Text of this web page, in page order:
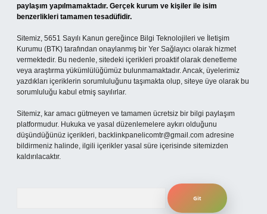
paylaşım yapılmamaktadır. Gerçek kurum ve kişiler ile isim
benzerlikleri tamamen tesadüfidir.
Sitemiz, 5651 Sayılı Kanun gereğince Bilgi Teknolojileri ve İletişim
Kurumu (BTK) tarafından onaylanmış bir Yer Sağlayıcı olarak hizmet
vermektedir. Bu nedenle, sitedeki içerikleri proaktif olarak denetleme
veya araştırma yükümlülüğümüz bulunmamaktadır. Ancak, üyelerimiz
yazdıkları içeriklerin sorumluluğunu taşımakta olup, siteye üye olarak bu
sorumluluğu kabul etmiş sayılırlar.
Sitemiz, kar amacı gütmeyen ve tamamen ücretsiz bir bilgi paylaşım
platformudur. Hukuka ve yasal düzenlemelere aykırı olduğunu
düşündüğünüz içerikleri, backlinkpanelicomtr@gmail.com adresine
bildirmeniz halinde, ilgili içerikler yasal süre içerisinde sitemizden
kaldırılacaktır.